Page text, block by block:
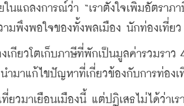
แถลงการณ์ว่า “เราตั้งใจเพิ่มอัตราภ
มพึงพอใจของทั้งพลเมือง นักท่องเที่ย
กียวโตเก็บภาษีที่พักเป็นมูลค่ารวมรา
ำมาแก้ไขปัญหาที่เกี่ยวข้องกับการท่องเ
มาเยือนเมืองนี้ แต่ปฏิเสธไม่ได้ว่าเร